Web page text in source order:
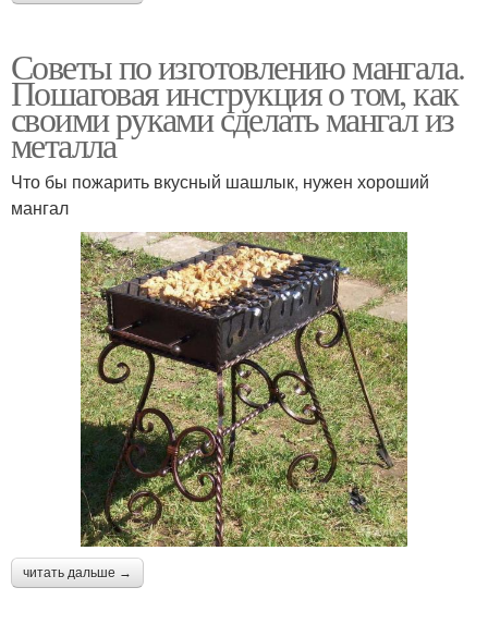
Советы по изготовлению мангала.
Пошаговая инструкция о том, как
своими руками сделать мангал из
металла
Что бы пожарить вкусный шашлык, нужен хороший
мангал
читать дальше →